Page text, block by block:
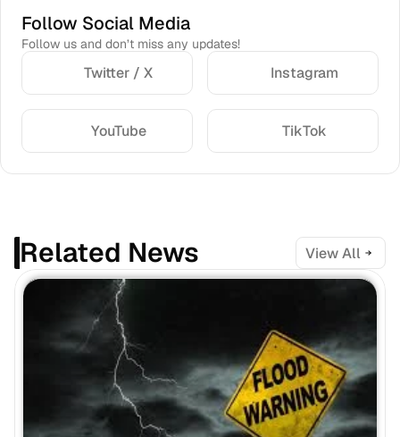
Follow Social Media
Follow us and don’t miss any updates!
Twitter / X Instagram
YouTube TikTok
Related News View All